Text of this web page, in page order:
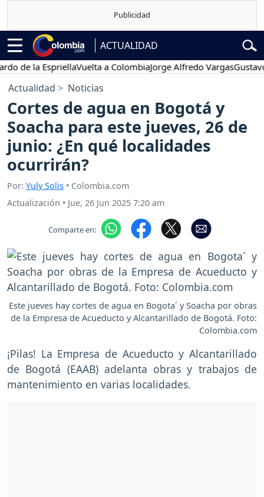
ACTUALIDAD
la EspriellaVuelta a ColombiaJorge Alfredo VargasGustavo
Actualidad Noticias
Cortes de agua en Bogotá y
Soacha para este jueves, 26 de
junio: ¿En qué localidades
ocurrirán?
Por: Yuly Solis • Colombia.com
Actualización • Jue, 26 Jun 2025 7:20 am
Comparte en:
Este jueves hay cortes de agua en Bogota´ y Soacha por obras
de la Empresa de Acueducto y Alcantarillado de Bogotá. Foto:
Colombia.com
¡Pilas! La Empresa de Acueducto y Alcantarillado
de Bogotá (EAAB) adelanta obras y trabajos de
mantenimiento en varias localidades.